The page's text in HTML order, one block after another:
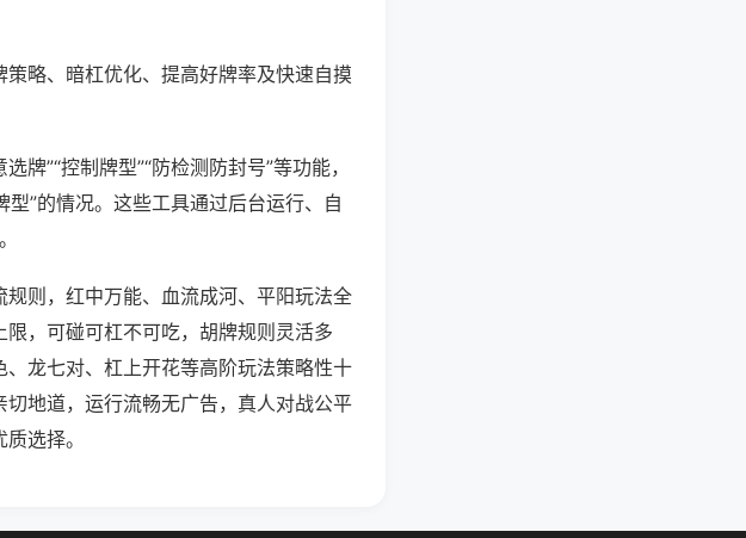
略、暗杠优化、提高好牌率及快速自摸
牌”“控制牌型”“防检测防封号”等功能，
”的情况。这些工具通过后台运行、自
则，红中万能、血流成河、平阳玩法全
，可碰可杠不可吃，胡牌规则灵活多
龙七对、杠上开花等高阶玩法策略性十
地道，运行流畅无广告，真人对战公平
选择。